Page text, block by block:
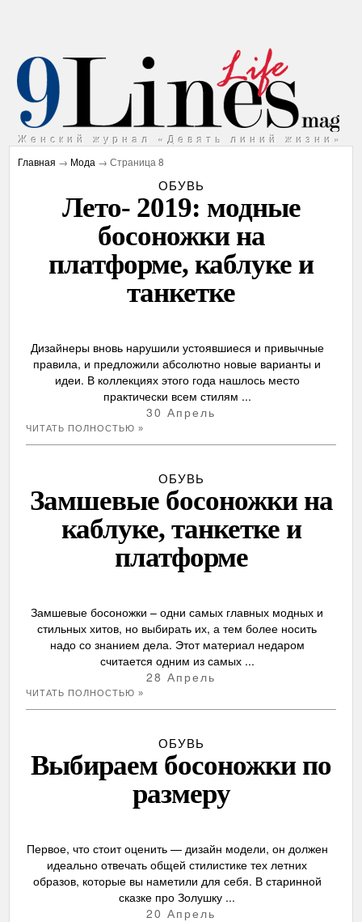
Женский журнал «Девять линий жизни»
Главная → Мода → Страница 8
ОБУВЬ
Лето- 2019: модные
босоножки на
платформе, каблуке и
танкетке
Дизайнеры вновь нарушили устоявшиеся и привычные
правила, и предложили абсолютно новые варианты и
идеи. В коллекциях этого года нашлось место
практически всем стилям ...
30 Апрель
ЧИТАТЬ ПОЛНОСТЬЮ »
ОБУВЬ
Замшевые босоножки на
каблуке, танкетке и
платформе
Замшевые босоножки – одни самых главных модных и
стильных хитов, но выбирать их, а тем более носить
надо со знанием дела. Этот материал недаром
считается одним из самых ...
28 Апрель
ЧИТАТЬ ПОЛНОСТЬЮ »
ОБУВЬ
Выбираем босоножки по
размеру
Первое, что стоит оценить — дизайн модели, он должен
идеально отвечать общей стилистике тех летних
образов, которые вы наметили для себя. В старинной
сказке про Золушку ...
20 Апрель